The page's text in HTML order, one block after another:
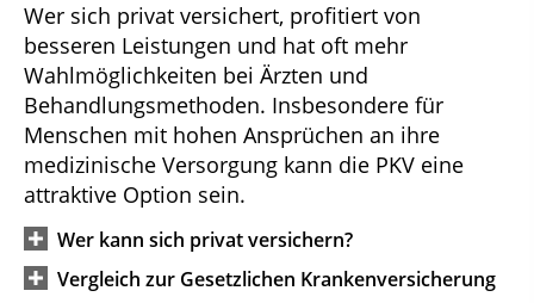
Wer sich privat versichert, profitiert von
besseren Leistungen und hat oft mehr
Wahlmöglichkeiten bei Ärzten und
Behandlungsmethoden. Insbesondere für
Menschen mit hohen Ansprüchen an ihre
medizinische Versorgung kann die PKV eine
attraktive Option sein.
Wer kann sich privat versichern?
Vergleich zur Gesetzlichen Krankenversicherung